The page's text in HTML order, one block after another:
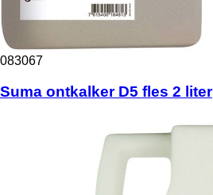
083067
Suma ontkalker D5 fles 2 liter